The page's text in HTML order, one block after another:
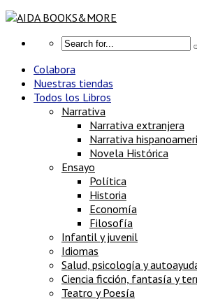
Colabora
Nuestras tiendas
Todos los Libros
Narrativa
Narrativa extranjera
Narrativa
Novela Histórica
Ensayo
Política
Historia
Economía
Filosofía
Infantil y juvenil
Idiomas
Salud, psicología y
Ciencia ficción, fantasía y
Teatro y Poesía